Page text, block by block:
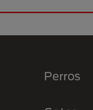
Perros